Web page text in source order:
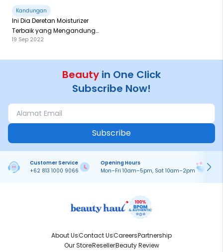
Pahami di Sini!
Kandungan
Ini Dia Deretan Moisturizer
Terbaik yang Mengandung
Ceramide
19 Sep 2022
Beauty in One Click
Subscribe Now!
Subscribe
Customer Service
+62 813 1000 9066
Opening Hours
Mon–Fri 10am–5pm, Sat 10am–2pm
About UsContact UsCareersPartnership
Our StoreResellerBeauty Review